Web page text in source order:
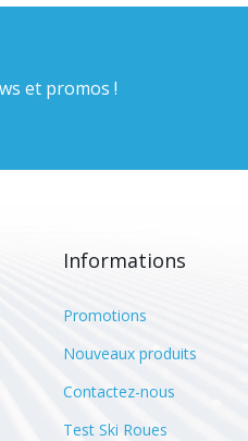
et promos !
Informations
Promotions
Nouveaux produits
Contactez-nous
Test Ski Roues